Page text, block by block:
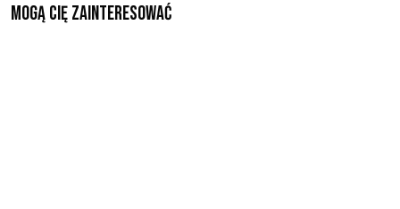
Mogą Cię zainteresować